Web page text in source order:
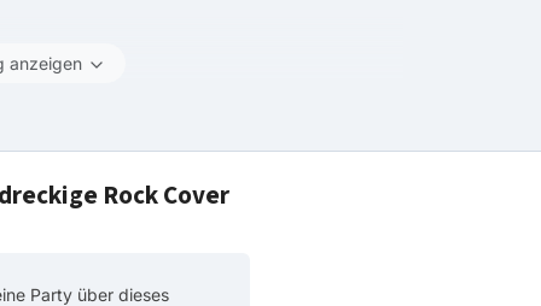
anzeigen
Rock Cover
Party über dieses